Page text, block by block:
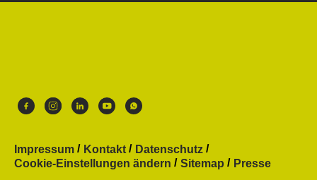
Impressum Kontakt
Datenschutz
Cookie-Einstellungen ändern
Sitemap Presse